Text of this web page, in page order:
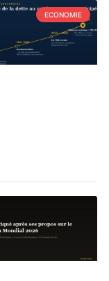
ECONOMIE